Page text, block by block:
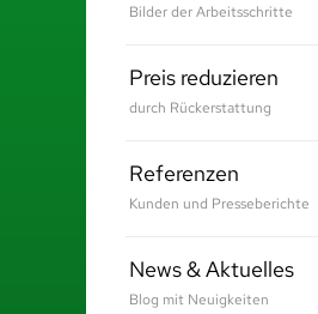
Bilder der Arbeitsschritte
Preis reduzieren
durch Rückerstattung
Referenzen
Kunden und Presseberichte
News & Aktuelles
Blog mit Neuigkeiten